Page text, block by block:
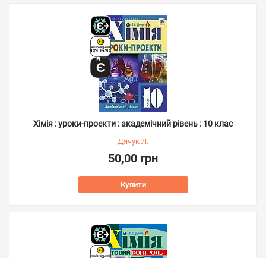
Хімія : уроки-проекти : академічний рівень : 10 клас
Дячук Л.
50,00 грн
Купити